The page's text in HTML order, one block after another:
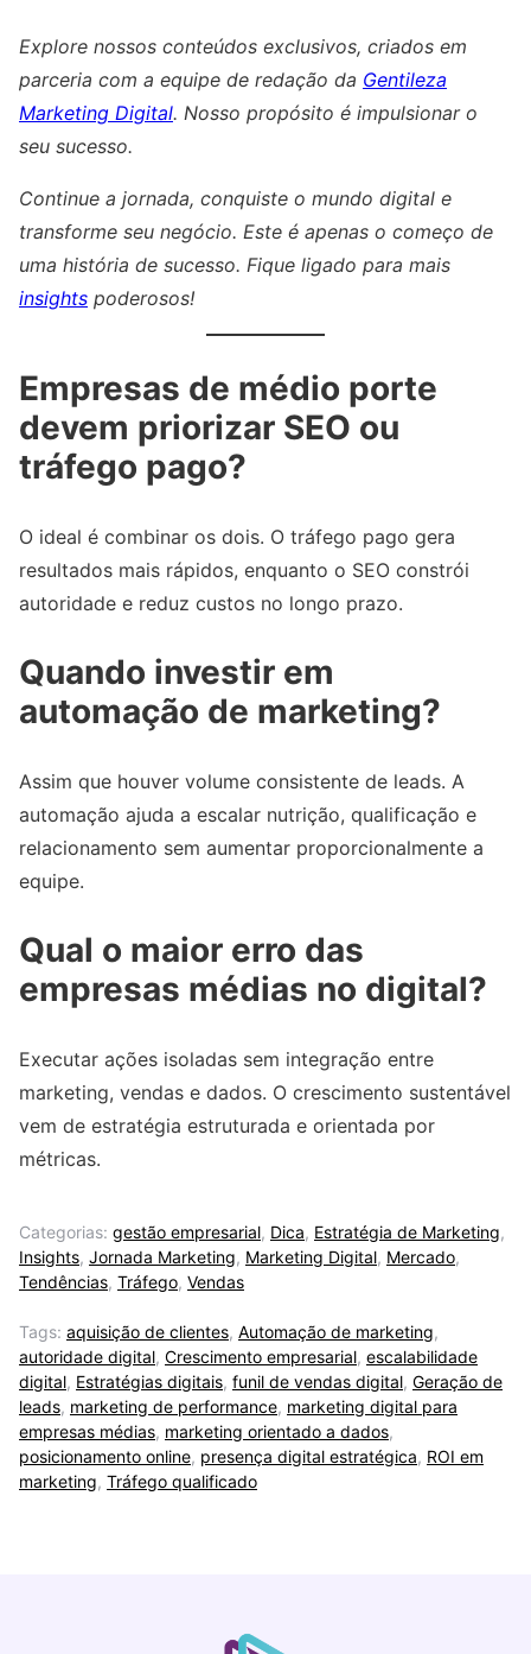
Explore nossos conteúdos exclusivos, criados em
parceria com a equipe de redação da Gentileza
Marketing Digital. Nosso propósito é impulsionar o
seu sucesso.
Continue a jornada, conquiste o mundo digital e
transforme seu negócio. Este é apenas o começo de
uma história de sucesso. Fique ligado para mais
insights poderosos!
Empresas de médio porte
devem priorizar SEO ou
tráfego pago?
O ideal é combinar os dois. O tráfego pago gera
resultados mais rápidos, enquanto o SEO constrói
autoridade e reduz custos no longo prazo.
Quando investir em
automação de marketing?
Assim que houver volume consistente de leads. A
automação ajuda a escalar nutrição, qualificação e
relacionamento sem aumentar proporcionalmente a
equipe.
Qual o maior erro das
empresas médias no digital?
Executar ações isoladas sem integração entre
marketing, vendas e dados. O crescimento sustentável
vem de estratégia estruturada e orientada por
métricas.
Categorias: gestão empresarial, Dica, Estratégia de Marketing,
Insights, Jornada Marketing, Marketing Digital, Mercado,
Tendências, Tráfego, Vendas
Tags: aquisição de clientes, Automação de marketing,
autoridade digital, Crescimento empresarial, escalabilidade
digital, Estratégias digitais, funil de vendas digital, Geração de
leads, marketing de performance, marketing digital para
empresas médias, marketing orientado a dados,
posicionamento online, presença digital estratégica, ROI em
marketing, Tráfego qualificado